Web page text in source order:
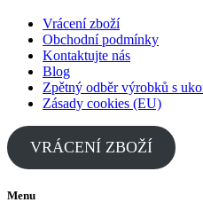
Vrácení zboží
Obchodní podmínky
Kontaktujte nás
Blog
Zpětný odběr výrobků s
Zásady cookies (EU)
VRÁCENÍ ZBOŽÍ
Menu